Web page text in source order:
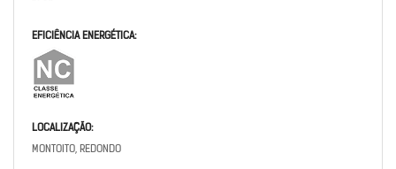
EFICIÊNCIA ENERGÉTICA:
LOCALIZAÇÃO:
MONTOITO, REDONDO